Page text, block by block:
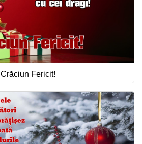
Crăciun Fericit!